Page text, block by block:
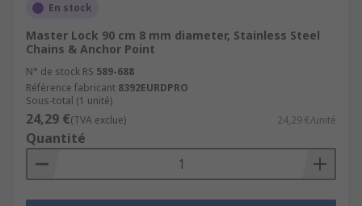
En stock
Master Lock 90 cm 8 mm diameter, Stainless Steel
Chains & Anchor Point
N° de stock RS 589-688
Référence fabricant 8392EURDPRO
Sous-total (1 unité)
24,29 €(TVA exclue) 24,29 €/unité
Quantité